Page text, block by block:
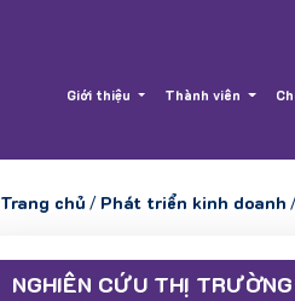
Giới thiệu Thành viên
Trang chủ / Phát triển kinh doanh
NGHIÊN CỨU THỊ